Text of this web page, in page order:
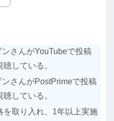
さんがYouTubeで投稿
している。
さんがPostPrimeで投稿
している。
を取り入れ、1年以上実施